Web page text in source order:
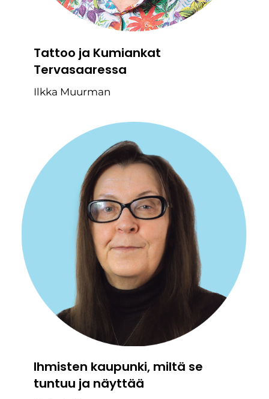
Tattoo ja Kumiankat
Tervasaaressa
Ilkka Muurman
Ihmisten kaupunki, miltä se
tuntuu ja näyttää